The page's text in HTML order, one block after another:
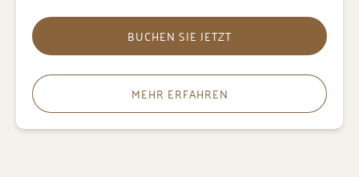
BUCHEN SIE JETZT
MEHR ERFAHREN